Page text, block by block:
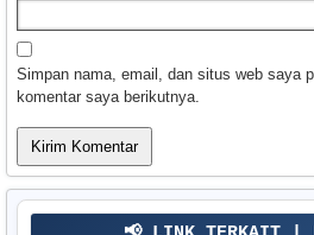
Simpan nama, email, dan situs web saya
komentar saya berikutnya.